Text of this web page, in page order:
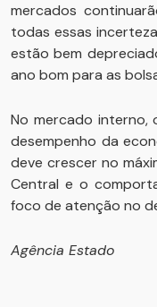
mercados
todas essas
estão bem
ano bom para as
No mercado interno,
desempenho da
deve crescer no
Central e o
foco de atenção no
Agência Estado